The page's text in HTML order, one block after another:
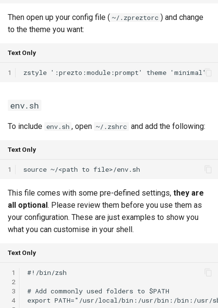
Then open up your config file ( ~/.zpreztorc ) and change
to the theme you want:
Text Only
1
env.sh
To include env.sh , open ~/.zshrc and add the following:
Text Only
1
This file comes with some pre-defined settings, they are
all optional. Please review them before you use them as
your configuration. These are just examples to show you
what you can customise in your shell.
Text Only
1
2
3
4
#!/bin/zsh
# Add commonly used folders to $PATH
export PATH="/usr/local/bin:/usr/bin:/bin:/usr/